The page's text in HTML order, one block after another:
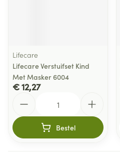
Lifecare
Lifecare Verstuifset Kind
Met Masker 6004
€ 12,27
Bestel